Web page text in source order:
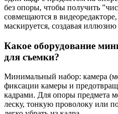
без опоры, чтобы получить
совмещаются в
маскируется, создавая
Какое оборудование
для съемки?
Минимальный набор: камера
фиксации камеры и
кадрами. Для опоры предмета
леску, тонкую проволоку или